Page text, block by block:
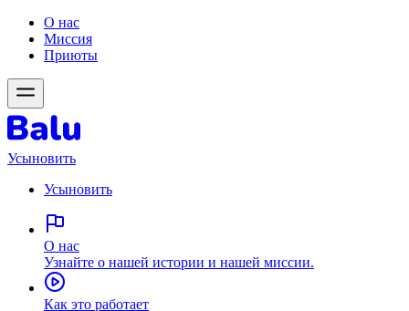
О нас
Миссия
Приюты
Усыновить
Усыновить
О нас
Узнайте о нашей истории и нашей миссии.
Как это работает